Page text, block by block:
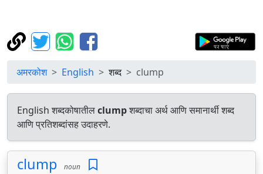
अमरकोश English शब्द clump
English शब्दकोषातीलclumpशब्दाचा अर्थ आणि समानार्थी शब्द
आणि प्रतिशब्दांसह उदाहरणे.
clump noun